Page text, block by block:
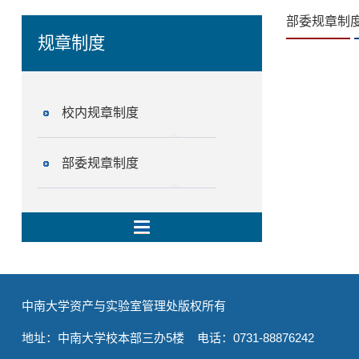
规章制度
校内规章制度
部委规章制度
部委规章制
中南大学资产与实验室管理处版权所有
地址：中南大学校本部三办5楼 电话：0731-88876242